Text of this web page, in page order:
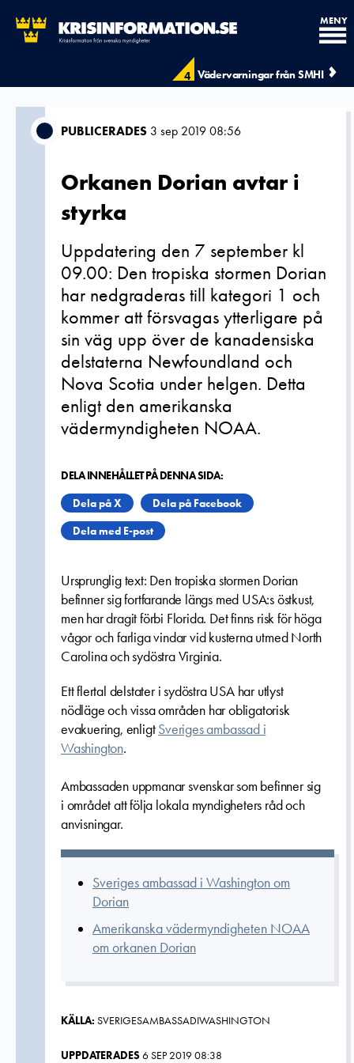
4 Vädervarningar från SMHI
MENY
PUBLICERADES 3 sep 2019 08:56
Orkanen Dorian avtar i
styrka
Uppdatering den 7 september kl
09.00: Den tropiska stormen Dorian
har nedgraderas till kategori 1 och
kommer att försvagas ytterligare på
sin väg upp över de kanadensiska
delstaterna Newfoundland och
Nova Scotia under helgen. Detta
enligt den amerikanska
vädermyndigheten NOAA.
DELA INNEHÅLLET PÅ DENNA SIDA:
Dela på X
Dela på Facebook
Dela med E-post
Ursprunglig text: Den tropiska stormen Dorian
befinner sig fortfarande längs med USA:s östkust,
men har dragit förbi Florida. Det finns risk för höga
vågor och farliga vindar vid kusterna utmed North
Carolina och sydöstra Virginia.
Ett flertal delstater i sydöstra USA har utlyst
nödläge och vissa områden har obligatorisk
evakuering, enligtSveriges ambassad i
Washington.
Ambassaden uppmanar svenskar som befinner sig
i området att följa lokala myndigheters råd och
anvisningar.
Sveriges ambassad i Washington om
Dorian
Amerikanska vädermyndigheten NOAA
om orkanen Dorian
KÄLLA: SVERIGESAMBASSADIWASHINGTON
UPPDATERADES6 SEP 2019 08:38